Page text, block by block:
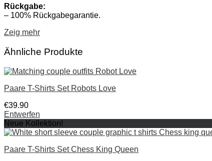
Rückgabe:
– 100% Rückgabegarantie.
Zeig mehr
Ähnliche Produkte
Paare T-Shirts Set Robots Love
€39.90
Entwerfen
Neue Kollektion!
Paare T-Shirts Set Chess King Queen